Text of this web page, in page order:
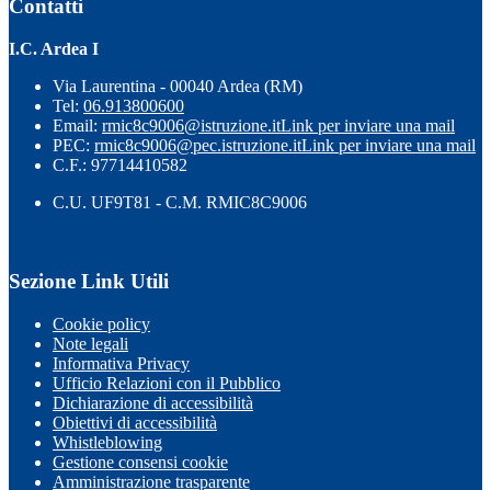
Contatti
I.C. Ardea I
Via Laurentina - 00040 Ardea (RM)
Tel: 06.913800600
Email: rmic8c9006@istruzione.itLink per inviare una mail
PEC: rmic8c9006@pec.istruzione.itLink per inviare una mail
C.F.: 97714410582
C.U. UF9T81 - C.M. RMIC8C9006
Sezione Link Utili
Cookie policy
Note legali
Informativa Privacy
Ufficio Relazioni con il Pubblico
Dichiarazione di accessibilità
Obiettivi di accessibilità
Whistleblowing
Gestione consensi cookie
Amministrazione trasparente